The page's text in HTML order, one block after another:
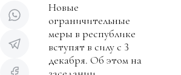
Новые
ограничительные
меры в республике
вступят в силу с 3
декабря. Об этом на